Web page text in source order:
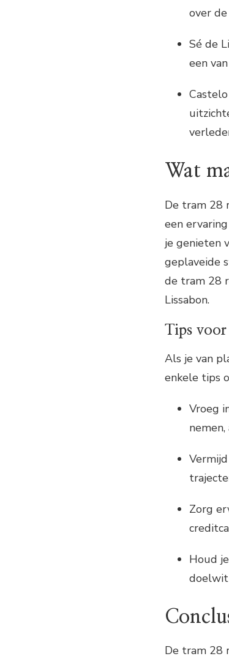
over
Sé de
een
Wat
De tram 28
een
je genieten
geplaveide
de tram 28
Lissabon.
Tips voor
Als je van
enkele tips
Vroeg
Zorg
Houd
doelwit
De tram 28